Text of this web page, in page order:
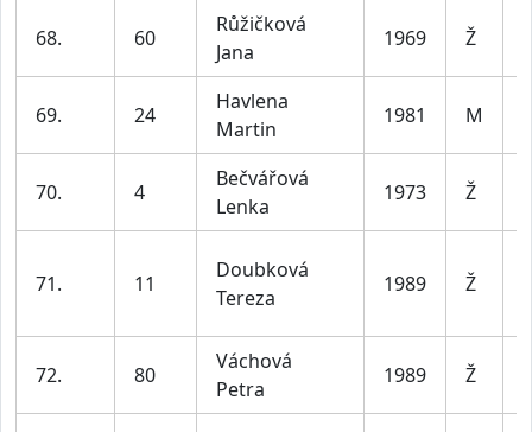
68. 60
Růžičková
Jana
1969 Ž
69. 24
Havlena
Martin
1981 M
70. 4
Bečvářová
Lenka
1973 Ž
71. 11
Doubková
Tereza
1989 Ž
72. 80
Váchová
Petra
1989 Ž